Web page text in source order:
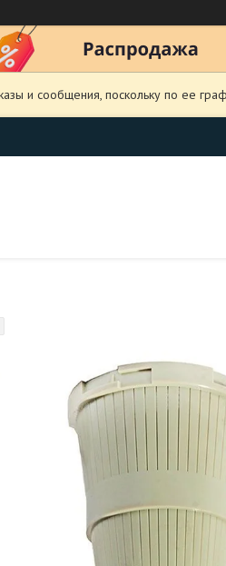
и сообщения, поскольку по ее